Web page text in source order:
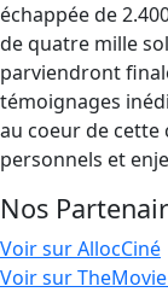
échappée de
de quatre mille
parviendront
témoignages
au coeur de cette
personnels et
Nos
Voir sur AllocCiné
Voir sur